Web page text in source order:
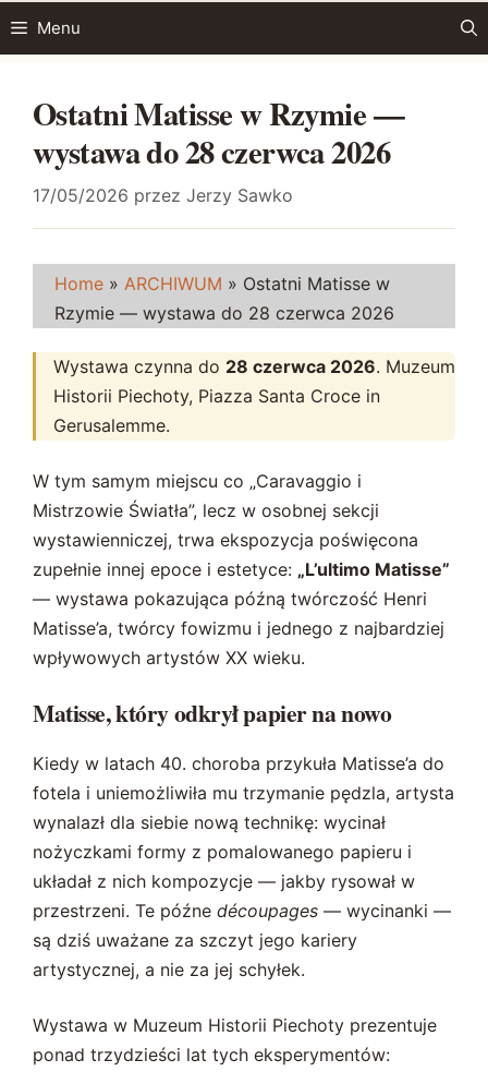
Menu
Ostatni Matisse w Rzymie —
wystawa do 28 czerwca 2026
17/05/2026 przez Jerzy Sawko
Home » ARCHIWUM » Ostatni Matisse w
Rzymie — wystawa do 28 czerwca 2026
Wystawa czynna do 28 czerwca 2026. Muzeum
Historii Piechoty, Piazza Santa Croce in
Gerusalemme.
W tym samym miejscu co „Caravaggio i
Mistrzowie Światła”, lecz w osobnej sekcji
wystawienniczej, trwa ekspozycja poświęcona
zupełnie innej epoce i estetyce: „L’ultimo Matisse”
— wystawa pokazująca późną twórczość Henri
Matisse’a, twórcy fowizmu i jednego z najbardziej
wpływowych artystów XX wieku.
Matisse, który odkrył papier na nowo
Kiedy w latach 40. choroba przykuła Matisse’a do
fotela i uniemożliwiła mu trzymanie pędzla, artysta
wynalazł dla siebie nową technikę: wycinał
nożyczkami formy z pomalowanego papieru i
układał z nich kompozycje — jakby rysował w
przestrzeni. Te późne découpages — wycinanki —
są dziś uważane za szczyt jego kariery
artystycznej, a nie za jej schyłek.
Wystawa w Muzeum Historii Piechoty prezentuje
ponad trzydzieści lat tych eksperymentów: